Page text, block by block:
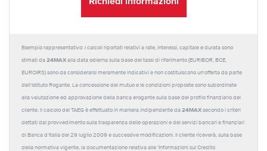
Esempio rappresentativo: I calcoli riportati relativi a rate, interessi, capitale e durata sono
stimati da 24MAX alla data odierna sulla base dei tassi di riferimento (EURIBOR, BCE,
EUROIRS) sono da considerarsi meramente indicativi e non costituiscono un'offerta da parte
dell'Istituto Rogante. La concessione del mutuo e le condizioni proposte sono subordinate
alla valutazione ed approvazione della banca erogante sulla base del profilo finanziario del
cliente. Il calcolo del TAEG è effettuato in maniera indipendente da 24MAX secondo i criteri
dettati dal provvedimento sulla trasparenza delle operazioni e dei servizi bancari e finanziari
di Banca d'Italia del 29 luglio 2009 e successive modificazioni. Il cliente riceverà, sulla base
della normativa vigente, la documentazione relativa alle 'Informazioni sul Credito